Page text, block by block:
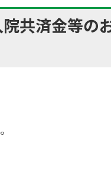
共済金等の